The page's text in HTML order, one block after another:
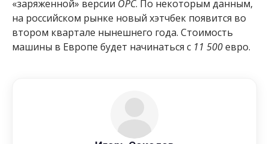
«заряженной» версии OPC. По некоторым данным,
на российском рынке новый хэтчбек появится во
втором квартале нынешнего года. Стоимость
машины в Европе будет начинаться с 11 500евро.